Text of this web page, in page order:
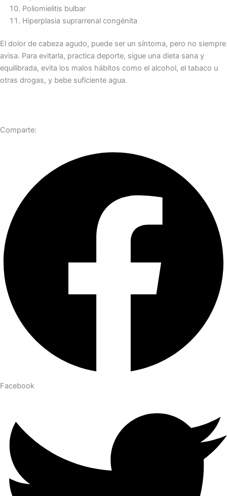
Poliomielitis bulbar
Hiperplasia suprarrenal congénita
El dolor de cabeza agudo, puede ser un síntoma, pero no siempre
avisa. Para evitarla, practica deporte, sigue una dieta sana y
equilibrada, evita los malos hábitos como el alcohol, el tabaco u
otras drogas, y bebe suficiente agua.
Comparte:
Facebook